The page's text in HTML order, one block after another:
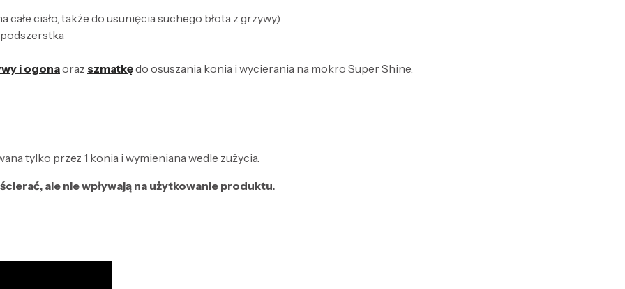
całe ciało, także do usunięcia suchego błota z grzywy)
i ogonaoraz szmatkędo osuszania konia i wycierania na mokro Super Shine.
tylko przez 1 konia i wymieniana wedle zużycia.
ale nie wpływają na użytkowanie produktu.